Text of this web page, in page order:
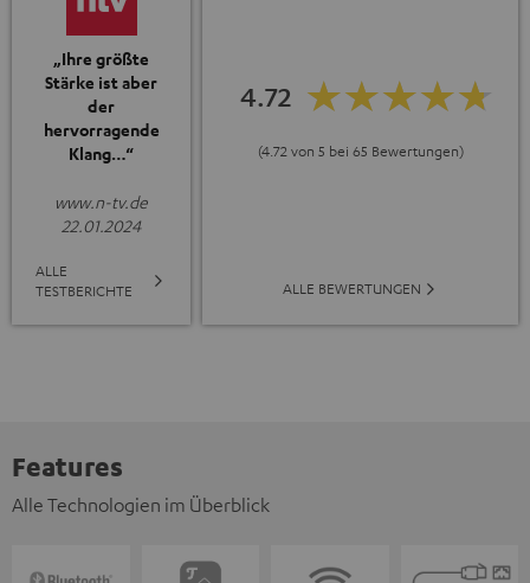
„Ihre größte
Stärke ist aber
der
hervorragende
Klang…“
www.n-tv.de
22.01.2024
ALLE
TESTBERICHTE
4.72
(4.72 von 5 bei 65 Bewertungen)
ALLE BEWERTUNGEN
Features
Alle Technologien im Überblick